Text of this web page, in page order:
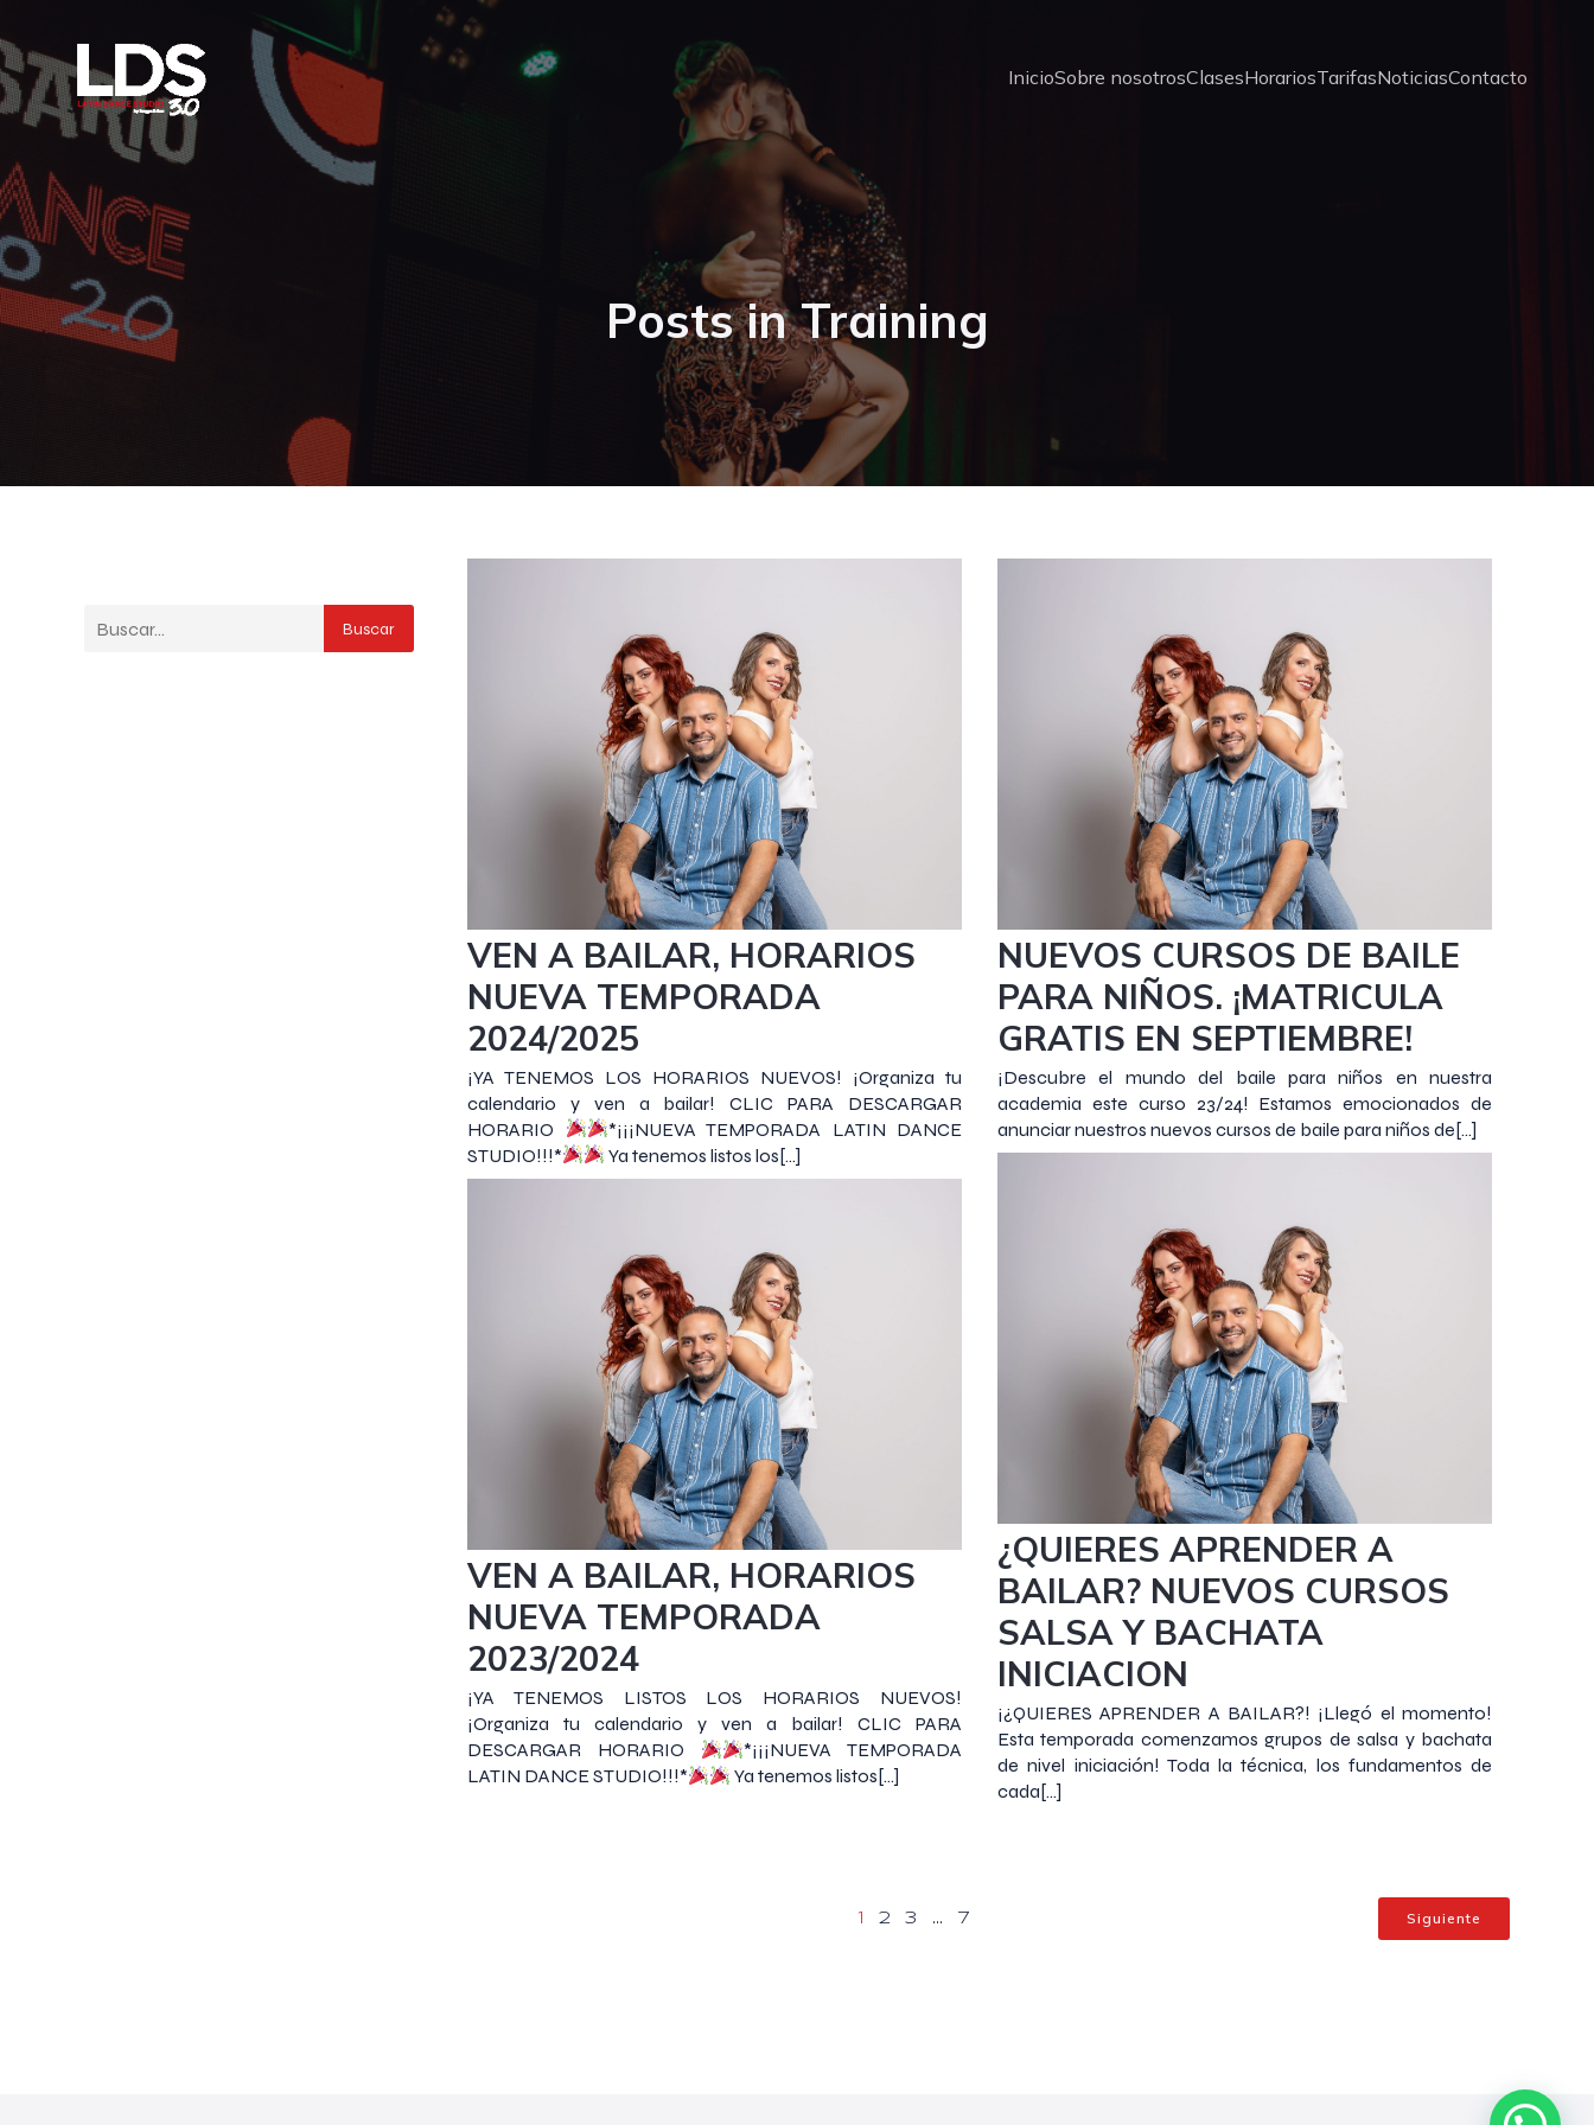
InicioSobre nosotrosClasesHorariosTarifasNoticiasContacto
Posts in Training
Buscar
VEN A BAILAR, HORARIOS
NUEVA TEMPORADA
2024/2025
¡YA TENEMOS LOS HORARIOS NUEVOS! ¡Organiza tu
calendario y ven a bailar! CLIC PARA DESCARGAR
HORARIO
*¡¡¡NUEVA TEMPORADA LATIN DANCE
STUDIO!!!*
Ya tenemos listos los[…]
NUEVOS CURSOS DE BAILE
PARA NIÑOS. ¡MATRICULA
GRATIS EN SEPTIEMBRE!
¡Descubre el mundo del baile para niños en nuestra
academia este curso 23/24! Estamos emocionados de
anunciar nuestros nuevos cursos de baile para niños de[…]
¿QUIERES APRENDER A
BAILAR? NUEVOS CURSOS
SALSA Y BACHATA
INICIACION
¡¿QUIERES APRENDER A BAILAR?! ¡Llegó el momento!
Esta temporada comenzamos grupos de salsa y bachata
de nivel iniciación! Toda la técnica, los fundamentos de
cada[…]
VEN A BAILAR, HORARIOS
NUEVA TEMPORADA
2023/2024
¡YA TENEMOS LISTOS LOS HORARIOS NUEVOS!
¡Organiza tu calendario y ven a bailar! CLIC PARA
DESCARGAR HORARIO
*¡¡¡NUEVA TEMPORADA
LATIN DANCE STUDIO!!!*
Ya tenemos listos[…]
1 2 3 … 7 Siguiente